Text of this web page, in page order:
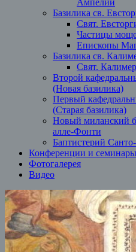
Базилика св.
Свят.
Частицы
Епископы
Базилика св.
Свят.
Второй
(Новая базилика)
Первый
(Старая базилика)
Новый миланский
алле-Фонти
Баптистерий
Конференции и семинары
Фотогалерея
Видео